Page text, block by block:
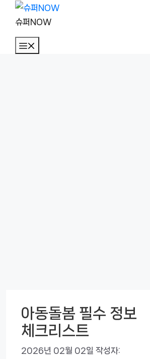
슈퍼NOW
아동돌봄 필수 정보
체크리스트
2026년 02월 02일 작성자: